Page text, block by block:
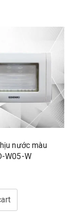
nước màu
W05-W